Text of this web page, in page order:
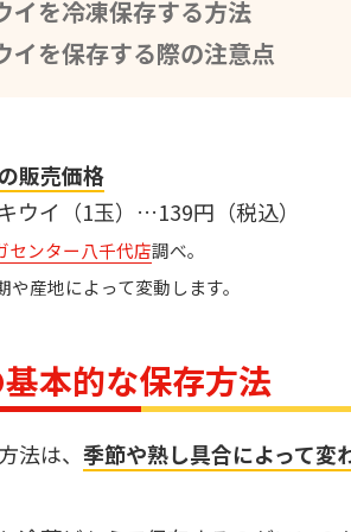
イを冷凍保存する方法
イを保存する際の注意点
販売価格
ウイ（1玉）…139円（税込）
センター八千代店調べ。
産地によって変動します。
本的な保存方法
法は、 季節や熟し具合によって変